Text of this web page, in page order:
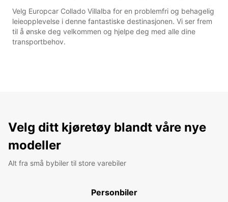
Velg Europcar Collado Villalba for en problemfri og behagelig
leieopplevelse i denne fantastiske destinasjonen. Vi ser frem
til å ønske deg velkommen og hjelpe deg med alle dine
transportbehov.
Velg ditt kjøretøy blandt våre nye
modeller
Alt fra små bybiler til store varebiler
Personbiler